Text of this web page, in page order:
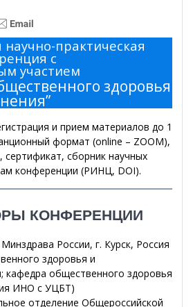
научно-практическая
с
участием
здоровья
и прием материалов до 1
формат (online – ZOOM),
сертификат, сборник научных
конференции (РИНЦ, DOI).
КОНФЕРЕНЦИИ
России, г. Курск, Россия
здоровья и
кафедра общественного здоровья
ИНО с УЦБТ)
отделение Общероссийской